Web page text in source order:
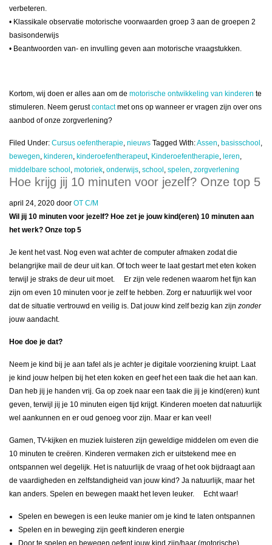
verbeteren.
• Klassikale observatie motorische voorwaarden groep 3 aan de groepen 2
basisonderwijs
• Beantwoorden van- en invulling geven aan motorische vraagstukken.
Kortom, wij doen er alles aan om de motorische ontwikkeling van kinderen te
stimuleren. Neem gerustcontactmet ons op wanneer er vragen zijn over ons
aanbod of onze zorgverlening?
Filed Under: Cursus oefentherapie, nieuws Tagged With:Assen, basisschool ,
bewegen, kinderen, kinderoefentherapeut, Kinderoefentherapie, leren,
middelbare school , motoriek, onderwijs, school , spelen, zorgverlening
Hoe krijg jij 10 minuten voor jezelf? Onze top 5
april 24, 2020 door OT C/M
Wil jij 10 minuten voor jezelf? Hoe zet je jouw kind(eren) 10 minuten aan
het werk? Onze top 5
Je kent het vast. Nog even wat achter de computer afmaken zodat die
belangrijke mail de deur uit kan. Of toch weer te laat gestart met eten koken
terwijl je straks de deur uit moet. Er zijn vele redenen waarom het fijn kan
zijn om even 10 minuten voor je zelf te hebben. Zorg er natuurlijk wel voor
dat de situatie vertrouwd en veilig is. Dat jouw kind zelf bezig kan zijn zonder
jouw aandacht.
Hoe doe je dat?
Neem je kind bij je aan tafel als je achter je digitale voorziening kruipt. Laat
je kind jouw helpen bij het eten koken en geef het een taak die het aan kan.
Dan heb jij je handen vrij. Ga op zoek naar een taak die jij je kind(eren) kunt
geven, terwijl jij je 10 minuten eigen tijd krijgt. Kinderen moeten dat natuurlijk
wel aankunnen en er oud genoeg voor zijn. Maar er kan veel!
Gamen, TV-kijken en muziek luisteren zijn geweldige middelen om even die
10 minuten te creëren. Kinderen vermaken zich er uitstekend mee en
ontspannen wel degelijk. Het is natuurlijk de vraag of het ook bijdraagt aan
de vaardigheden en zelfstandigheid van jouw kind? Ja natuurlijk, maar het
kan anders. Spelen en bewegen maakt het leven leuker. Echt waar!
Spelen en bewegen is een leuke manier om je kind te laten ontspannen
Spelen en in beweging zijn geeft kinderen energie
Door te spelen en bewegen oefent jouw kind zijn/haar (motorische)